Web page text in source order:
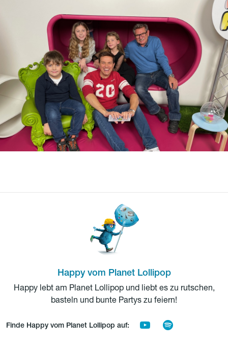
Happy vom Planet Lollipop
Happy lebt am Planet Lollipop und liebt es zu rutschen,
basteln und bunte Partys zu feiern!
Finde Happy vom Planet Lollipop auf: